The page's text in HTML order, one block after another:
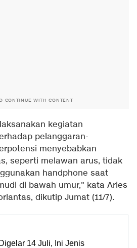
CONTINUE WITH CONTENT
kegiatan
pelanggaran-
menyebabkan
seperti melawan arus, tidak
handphone saat
di bawah umur," kata Aries
dikutip Jumat (11/7).
14 Juli, Ini Jenis